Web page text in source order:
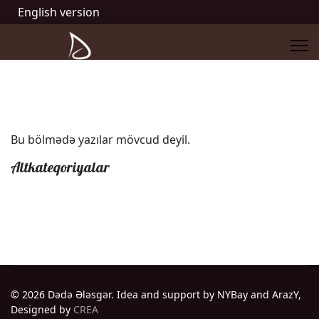
English version
Bu bölmədə yazılar mövcud deyil.
Altkateqoriyalar
© 2026 Dədə Ələsgər. Idea and support by NYBay and ArazY,
Designed by CREA